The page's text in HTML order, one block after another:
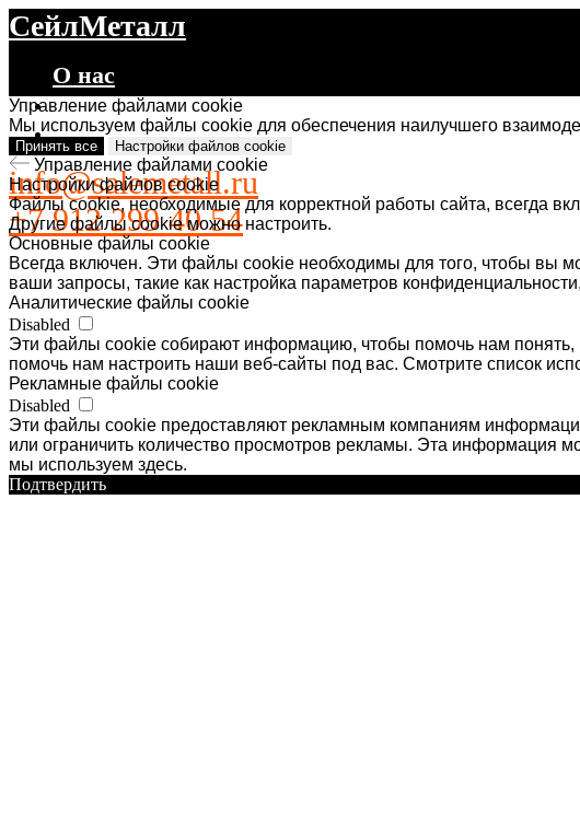
СейлМеталл
О нас
Каталог
Контакты
info@salemetall.ru
+7 912 299 40 54
Управление файлами cookie
Мы используем файлы cookie для обеспечения наилучшего
Принять все Настройки файлов cookie
Управление файлами cookie
Настройки файлов cookie
Файлы cookie, необходимые для корректной работы сайта, всегда
Другие файлы cookie можно настроить.
Основные файлы cookie
Всегда включен. Эти файлы cookie необходимы для того, чтобы вы
ваши запросы, такие как настройка параметров
Аналитические файлы cookie
Disabled
Эти файлы cookie собирают информацию, чтобы помочь нам понять,
помочь нам настроить наши веб-сайты под вас. Смотрите список
Рекламные файлы cookie
Disabled
Эти файлы cookie предоставляют рекламным компаниям
или ограничить количество просмотров рекламы. Эта информация
мы используем здесь.
Подтвердить